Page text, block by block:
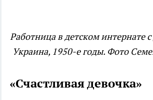
Работница в детском интернате
Украина, 1950-е годы. Фото
«Счастливая девочка»